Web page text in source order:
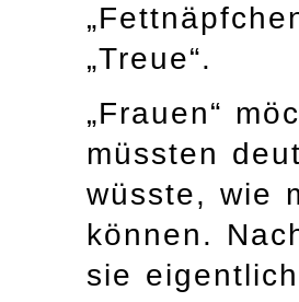
„Treue“.
„Frauen“
müssten
wüsste, wie
können.
sie